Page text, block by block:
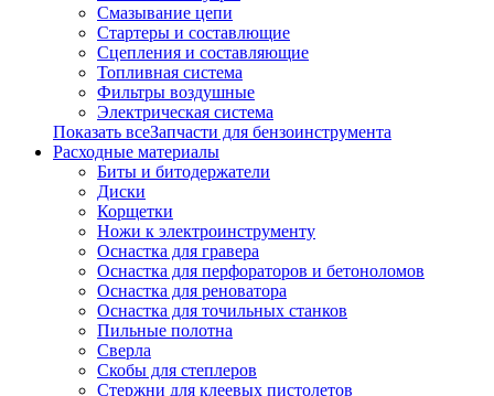
Смазывание цепи
Стартеры и составлющие
Сцепления и составляющие
Топливная система
Фильтры воздушные
Электрическая система
Показать всеЗапчасти для бензоинструмента
Расходные материалы
Биты и битодержатели
Диски
Корщетки
Ножи к электроинструменту
Оснастка для гравера
Оснастка для перфораторов и бетоноломов
Оснастка для реноватора
Оснастка для точильных станков
Пильные полотна
Сверла
Скобы для степлеров
Стержни для клеевых пистолетов